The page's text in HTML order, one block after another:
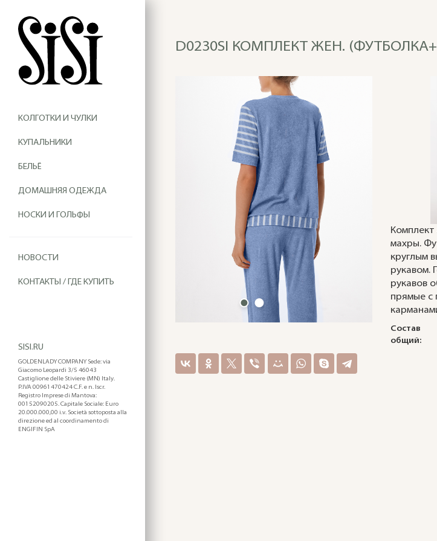
КОЛГОТКИ И ЧУЛКИ
КУПАЛЬНИКИ
БЕЛЬЁ
ДОМАШНЯЯ ОДЕЖДА
НОСКИ И ГОЛЬФЫ
НОВОСТИ
КОНТАКТЫ / ГДЕ КУПИТЬ
SISI.RU
GOLDENLADY COMPANY Sede: via
Giacomo Leopardi 3/5 46043
Castiglione delle Stiviere (MN) Italy.
P.IVA 00961470424 C.F. e n. Iscr.
Registro Imprese di Mantova:
00152090205. Capitale Sociale: Euro
20.000.000,00 i.v. Società sottoposta alla
direzione ed al coordinamento di
ENGIFIN SpA
D0230SI КОМПЛЕКТ ЖЕН.
махры.
круглым
рукавом.
рукавов
прямые с
Состав
общий: